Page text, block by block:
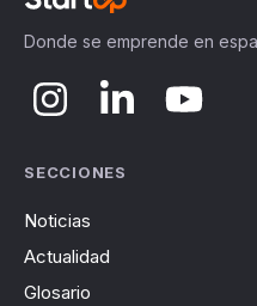
Donde se emprende en
SECCIONES
Noticias
Actualidad
Glosario